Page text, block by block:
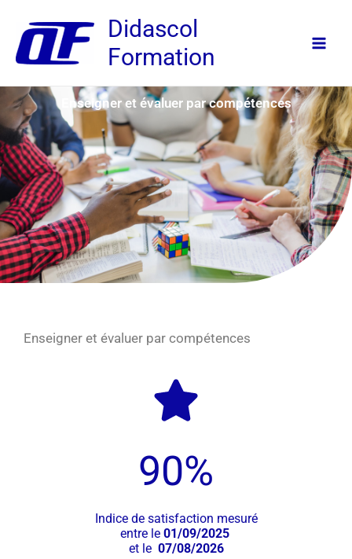
contenu
Didascol
Formation
Enseigner et évaluer par compétences
Enseigner et évaluer par compétences
90%
Indice de satisfaction mesuré
entre le 01/09/2025
et le 07/08/2026